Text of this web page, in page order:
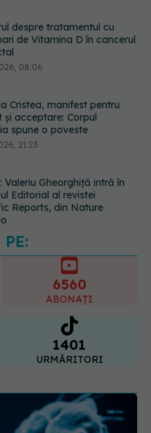
Cristea, manifest pentru
și acceptare: Corpul
spune o poveste
21:23
Valeriu Gheorghiță intră în
Editorial al revistei
Reports, din Nature
Tratamentul modern al
ginecologice. Dr. Sorin
(SANADOR), la DC Medical
10:29
1401
URMĂRITORI